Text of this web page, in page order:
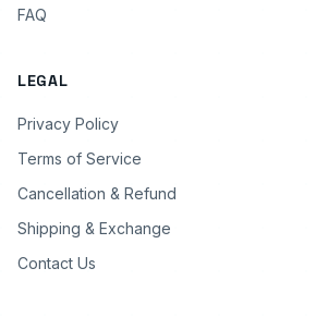
FAQ
LEGAL
Privacy Policy
Terms of Service
Cancellation & Refund
Shipping & Exchange
Contact Us